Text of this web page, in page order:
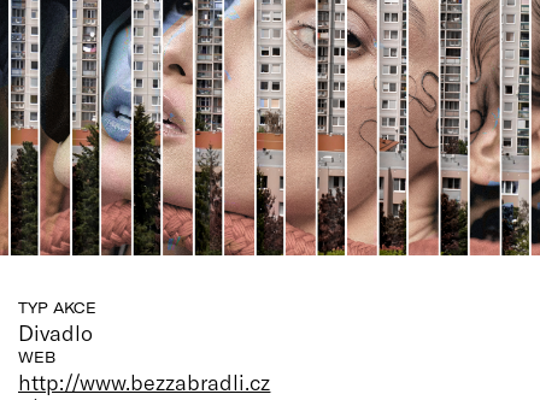
Vše o ČT
TYP AKCE
Divadlo
WEB
http://www.bezzabradli.cz